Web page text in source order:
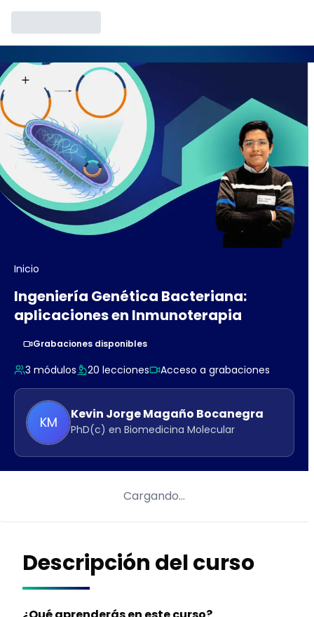
Descripción del curso
Inicio
Ingeniería Genética Bacteriana:
aplicaciones en Inmunoterapia
Grabaciones disponibles
3 módulos 20 lecciones Acceso a grabaciones
KM Kevin JorgeMagaño Bocanegra
PhD(c) en Biomedicina Molecular
Cargando…